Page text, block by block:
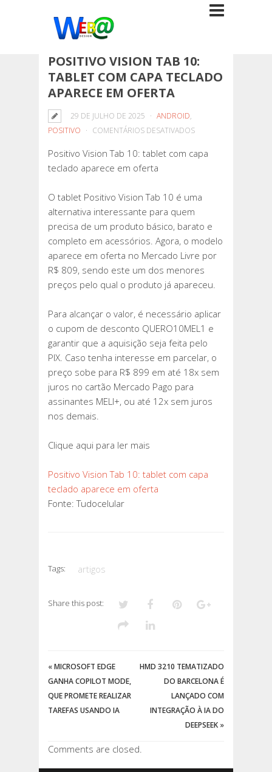
POSITIVO VISION TAB 10:
TABLET COM CAPA TECLADO
APARECE EM OFERTA
29 DE JULHO DE 2025 ANDROID,
POSITIVO
COMENTÁRIOS DESATIVADOSEM
VISION
TABLET
CAPA
TECLADO
APARECE
EM
OFERTA
Positivo Vision Tab 10: tablet com capa
teclado aparece em oferta
O tablet Positivo Vision Tab 10 é uma
alternativa interessante para quem
precisa de um produto básico, barato e
completo em acessórios. Agora, o modelo
aparece em oferta no Mercado Livre por
R$ 809, sendo este um dos menores
preços pelo qual o produto já apareceu.
Para alcançar o valor, é necessário aplicar
o cupom de desconto QUERO10MEL1 e
garantir que a aquisição seja feita pelo
PIX. Caso tenha interesse em parcelar, o
preço sobe para R$ 899 em até 18x sem
juros no cartão Mercado Pago para
assinantes MELI+, ou até 12x sem juros
nos demais.
Clique aqui para ler mais
Positivo Vision Tab 10: tablet com capa
teclado aparece em oferta
Fonte: Tudocelular
Tags: artigos
Share this post:
«MICROSOFT EDGE
GANHA COPILOT MODE,
QUE PROMETE REALIZAR
TAREFAS USANDO IA
HMD 3210 TEMATIZADO
DO BARCELONA É
LANÇADO COM
INTEGRAÇÃO À IA DO
DEEPSEEK »
Comments are closed.